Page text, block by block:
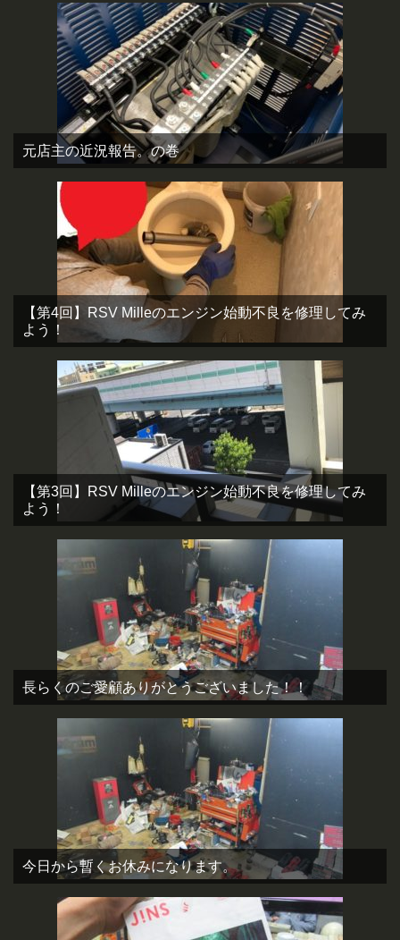
元店主の近況報告。の巻
【第4回】RSV Milleのエンジン始動不良を修理してみ
よう！
【第3回】RSV Milleのエンジン始動不良を修理してみ
よう！
長らくのご愛顧ありがとうございました！！
今日から暫くお休みになります。